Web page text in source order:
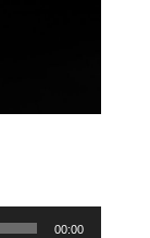
00:00